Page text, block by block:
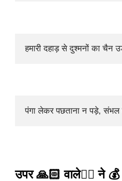
हमारी दहाड़ से दुश्मनों का चैन
पंगा लेकर पछताना न पड़े,
उपर 🙏🏻 वाले☝🏻 ने